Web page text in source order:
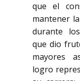
que el
mantener
durante
que dio
mayores
logro